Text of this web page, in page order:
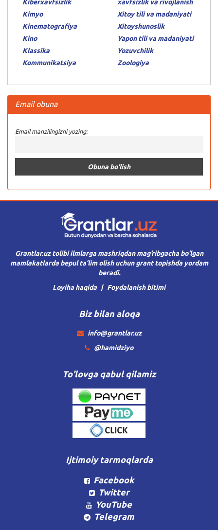
Kiberxavfsizlik
Kimyo
Kinematografiya
Kino
Klassika
Kommunikatsiya
xavfsizlik va rivojlanish
Xitoy tili va madaniyati
Xitoyshunoslik
Yapon tili va madaniyati
Yozuvchilik
Zoologiya
Email obuna
Email manzilingizni yozing:
Grantlar.uz tolibi ilmlarga mashriqdan mag’ribgacha bo’lgan
mamlakatlarda bepul ta’lim olish uchun grant topishda yordam
beradi.
Loyiha haqida
Foydalanish bitimi
Biz bilan aloqa
info@grantlar.uz
@hamidziyo
To'lovga qabul qilamiz
Ijtimoiy tarmoqlarda
Facebook
Twitter
YouTube
Telegram